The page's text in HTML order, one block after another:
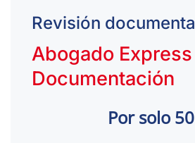
Revisión
Abogado
Documentación
Por solo